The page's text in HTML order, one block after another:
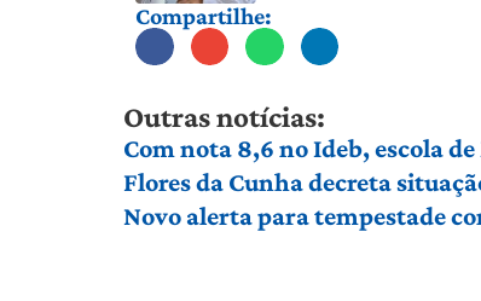
Compartilhe:
Outras notícias:
Com nota 8,6 no Ideb, escola
Flores da Cunha decreta
Novo alerta para tempestade